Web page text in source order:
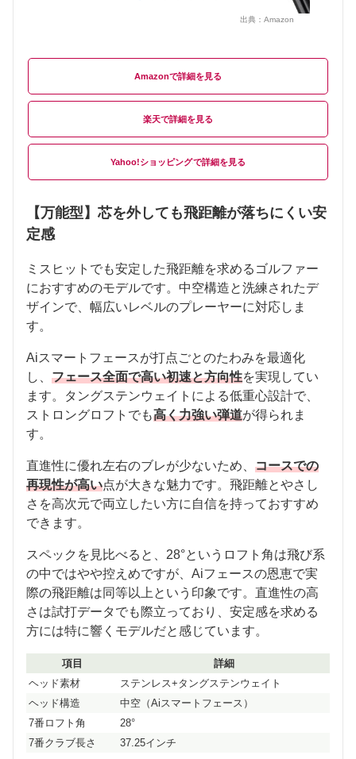
出典： Amazon
Amazon
楽天
Yahoo!ショッピング
【万能型】芯を外しても飛距離が落ちにくい安
定感
ミスヒットでも安定した飛距離を求めるゴルファー
におすすめのモデルです。中空構造と洗練されたデ
ザインで、幅広いレベルのプレーヤーに対応しま
す。
Aiスマートフェースが打点ごとのたわみを最適化
し、 フェース全面で高い初速と方向性を実現してい
ます。タングステンウェイトによる低重心設計で、
ストロングロフトでも高く力強い弾道が得られま
す。
直進性に優れ左右のブレが少ないため、 コースでの
再現性が高い点が大きな魅力です。飛距離とやさし
さを高次元で両立したい方に自信を持っておすすめ
できます。
スペックを見比べると、28°というロフト角は飛び系
の中ではやや控えめですが、Aiフェースの恩恵で実
際の飛距離は同等以上という印象です。直進性の高
さは試打データでも際立っており、安定感を求める
方には特に響くモデルだと感じています。
項目
詳細
ヘッド素材
ステンレス+タングステンウェイト
ヘッド構造
中空（Aiスマートフェース）
7番ロフト角
28°
7番クラブ長さ
37.25インチ